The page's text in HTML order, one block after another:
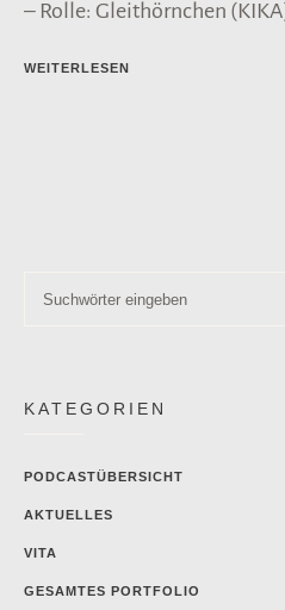
– Rolle: Gleithörnchen
WEITERLESEN
KATEGORIEN
PODCASTÜBERSICHT
AKTUELLES
VITA
GESAMTES PORTFOLIO